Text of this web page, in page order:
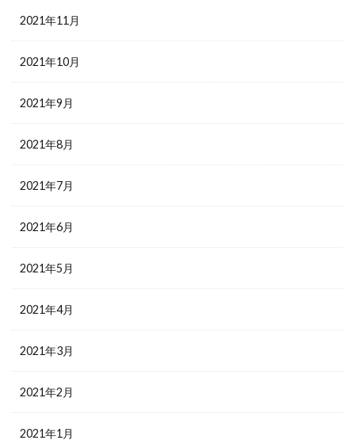
2021年11月
2021年10月
2021年9月
2021年8月
2021年7月
2021年6月
2021年5月
2021年4月
2021年3月
2021年2月
2021年1月